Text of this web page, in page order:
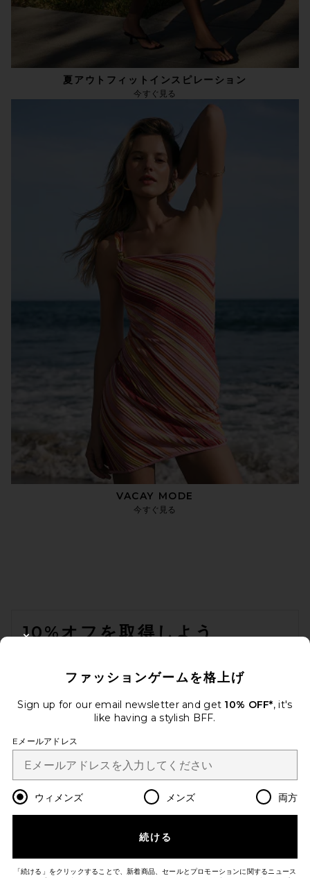
夏アウトフィットインスピレーション
今すぐ見る
VACAY MODE
今すぐ見る
10%オフを取得しよう
プライバシーポリシー
Change Country Regions
ja USD
改善にご協力ください！
ファッションゲームを格上げ
Sign up for our email newsletter and get 10% OFF*, it's
like having a stylish BFF.
Eメールアドレス
ウィメンズ メンズ 両方
続ける
「続ける」をクリックすることで、新着商品、セールとプロモーションに関するニュース